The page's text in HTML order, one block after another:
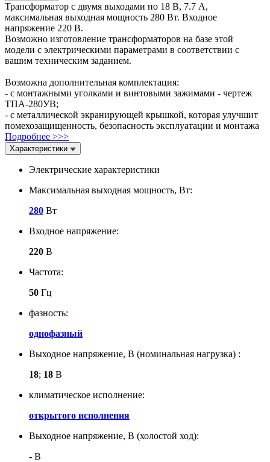
Трансформатор с двумя выходами по 18 В, 7.7 А,
максимальная выходная мощность 280 Вт. Входное
напряжение 220 В.
Возможно изготовление трансформаторов на базе этой
модели с электрическими параметрами в соответствии с
вашим техническим заданием.
Возможна дополнительная комплектация:
- с монтажными уголками и винтовыми зажимами - чертеж
ТПА-280УВ;
- с металлической экранирующей крышкой, которая улучшит
помехозащищенность, безопасность эксплуатации и монтажа
Подробнее >>>
Характеристики
Электрические характеристики
Максимальная выходная мощность, Вт:
280 Вт
Входное напряжение:
220 В
Частота:
50 Гц
фазность:
однофазный
Выходное напряжение, В (номинальная нагрузка) :
18; 18 В
климатическое исполнение:
открытого исполнения
Выходное напряжение, В (холостой ход):
- В